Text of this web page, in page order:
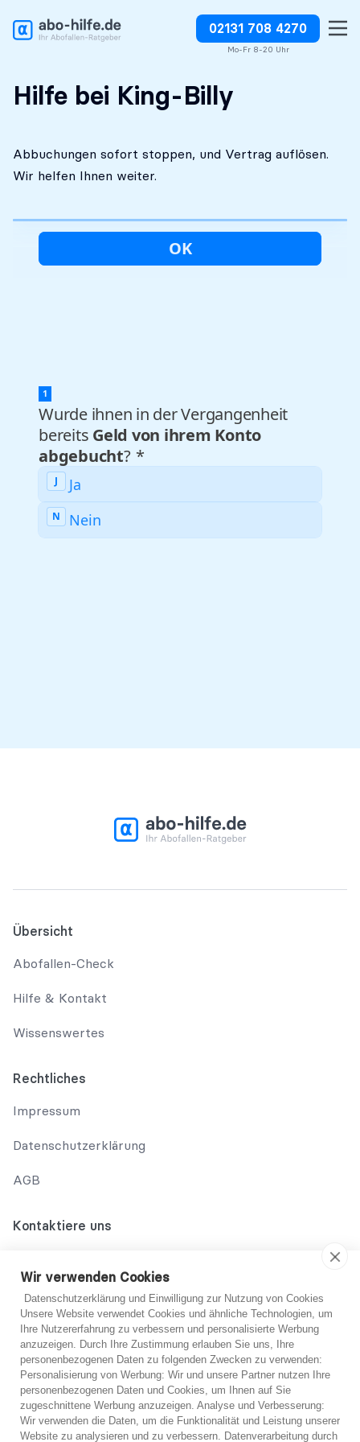
02131 708 4270
Mo-Fr 8-20 Uhr
Kostenlose Erstanalyse Abbuchungen direkt stoppen
Hilfe bei King-Billy
Abbuchungen sofort stoppen, und Vertrag auflösen.
Wir helfen Ihnen weiter.
Du bist dir nicht sicher?
Wenn Sie sich unsicher sind, können Sie sich
kostenlos von einem unserer Experten telefonisch
Übersicht
Abofallen-Check
Hilfe & Kontakt
Wissenswertes
Rechtliches
Impressum
Datenschutzerklärung
AGB
Kontaktiere uns
support@abo-hilfe.de
© 2021 abo-hilfe.de
*Hinweis: abo-hilfe.de dient als informative Website. Der
Verbraucher erhält Informationen und Tipps und Tricks rund um
das Thema Verbraucherschutz. Die Informationsweitergabe an
Wir verwenden Cookies
Datenschutzerklärung und Einwilligung zur Nutzung von Cookies
Unsere Website verwendet Cookies und ähnliche Technologien, um
Ihre Nutzererfahrung zu verbessern und personalisierte Werbung
anzuzeigen. Durch Ihre Zustimmung erlauben Sie uns, Ihre
personenbezogenen Daten zu folgenden Zwecken zu verwenden:
Personalisierung von Werbung: Wir und unsere Partner nutzen Ihre
personenbezogenen Daten und Cookies, um Ihnen auf Sie
zugeschnittene Werbung anzuzeigen. Analyse und Verbesserung:
Wir verwenden die Daten, um die Funktionalität und Leistung unserer
Website zu analysieren und zu verbessern. Datenverarbeitung durch